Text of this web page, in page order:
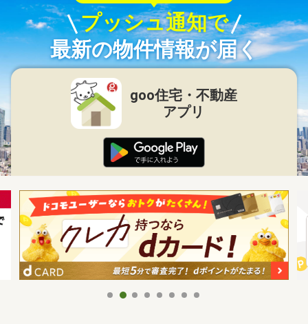
プッシュ通知で
最新の物件情報が届く
goo住宅・不動産
アプリ